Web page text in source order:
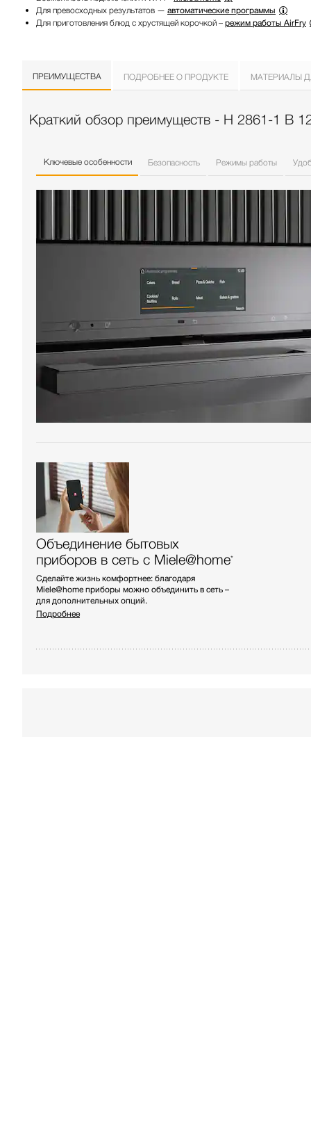
Для превосходных результатов — автоматические программы
Для приготовления блюд с хрустящей корочкой – режим работы AirFry
ПРЕИМУЩЕСТВА ПОДРОБНЕЕ О ПРОДУКТЕ МАТЕРИАЛЫ
Краткий обзор преимуществ - H 2861-1 B
Ключевые особенности Безопасность Режимы работы
Объединение бытовых
приборов в сеть с Miele@home*
Сделайте жизнь комфортнее: благодаря
Miele@home приборы можно объединить в сеть –
для дополнительных опций.
Подробнее